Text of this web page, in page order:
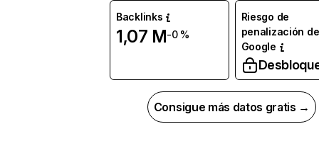
Backlinks
1,07 M-0 %
Riesgo de
penalización de
Google
Consigue más datos gratis →